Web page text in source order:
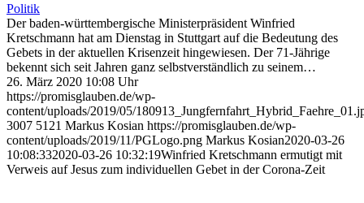
Politik
Der baden-württembergische Ministerpräsident Winfried
Kretschmann hat am Dienstag in Stuttgart auf die Bedeutung des
Gebets in der aktuellen Krisenzeit hingewiesen. Der 71-Jährige
bekennt sich seit Jahren ganz selbstverständlich zu seinem…
26. März 2020 10:08 Uhr
https://promisglauben.de/wp-
content/uploads/2019/05/
3007 5121 Markus Kosian https://promisglauben.de/wp-
content/uploads/2019/11/PGLogo.png Markus Kosian2020-03-26
10:08:332020-03-26 10:32:19Winfried Kretschmann ermutigt mit
Verweis auf Jesus zum individuellen Gebet in der Corona-Zeit